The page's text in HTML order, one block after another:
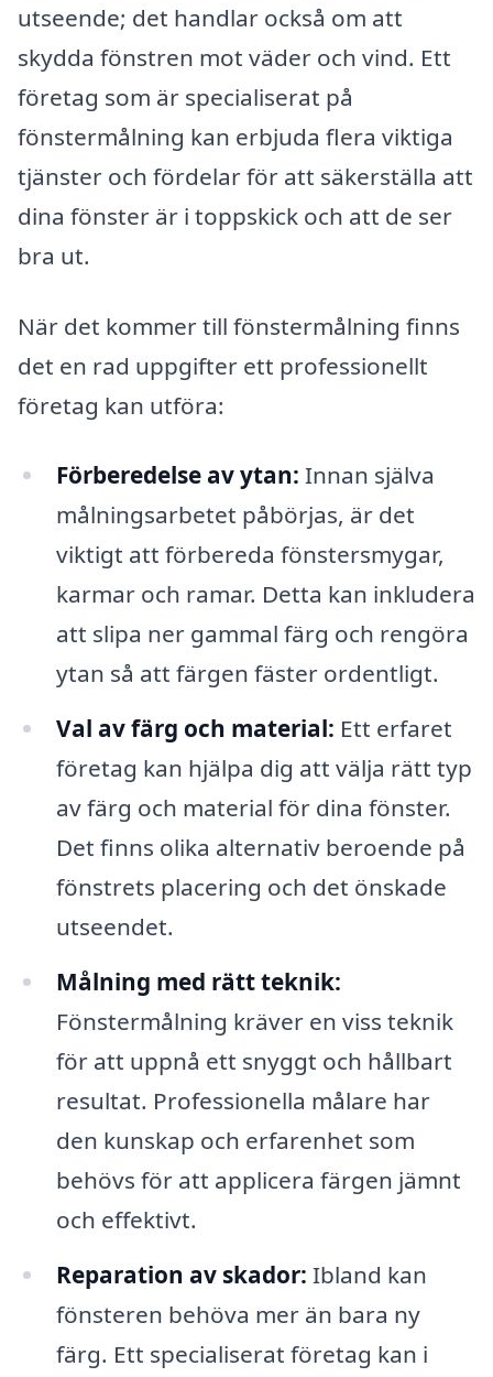
utseende; det handlar också om att
skydda fönstren mot väder och vind. Ett
företag som är specialiserat på
fönstermålning kan erbjuda flera viktiga
tjänster och fördelar för att säkerställa att
dina fönster är i toppskick och att de ser
bra ut.
När det kommer till fönstermålning finns
det en rad uppgifter ett professionellt
företag kan utföra:
Förberedelse av ytan: Innan själva
målningsarbetet påbörjas, är det
viktigt att förbereda fönstersmygar,
karmar och ramar. Detta kan inkludera
att slipa ner gammal färg och rengöra
ytan så att färgen fäster ordentligt.
Val av färg och material: Ett erfaret
företag kan hjälpa dig att välja rätt typ
av färg och material för dina fönster.
Det finns olika alternativ beroende på
fönstrets placering och det önskade
utseendet.
Målning med rätt teknik:
Fönstermålning kräver en viss teknik
för att uppnå ett snyggt och hållbart
resultat. Professionella målare har
den kunskap och erfarenhet som
behövs för att applicera färgen jämnt
och effektivt.
Reparation av skador: Ibland kan
fönsteren behöva mer än bara ny
färg. Ett specialiserat företag kan i